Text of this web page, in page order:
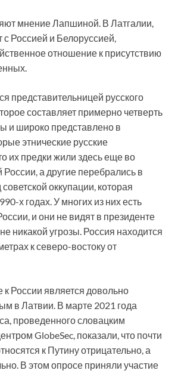
мнение Лапшиной. В Латгалии,
с Россией и Белоруссией,
отношение к присутствию
представительницей русского
составляет примерно четверть
и широко представлено в
этнические русские
их предки жили здесь еще во
а другие перебрались в
оккупации, которая
х годах. У многих из них есть
и они не видят в президенте
никакой угрозы. Россия находится
к северо-востоку от
России является довольно
в Латвии. В марте 2021 года
проведенного словацким
GlobeSec, показали, что почти
к Путину отрицательно, а
В этом опросе приняли участие